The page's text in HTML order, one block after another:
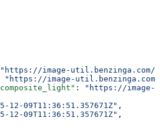
"https://image-util.benzinga.com/
"https://image-util.benzinga.com/
:
"https://image-
12-09T11:36:51.357671Z" ,
12-09T11:36:51.357671Z" ,